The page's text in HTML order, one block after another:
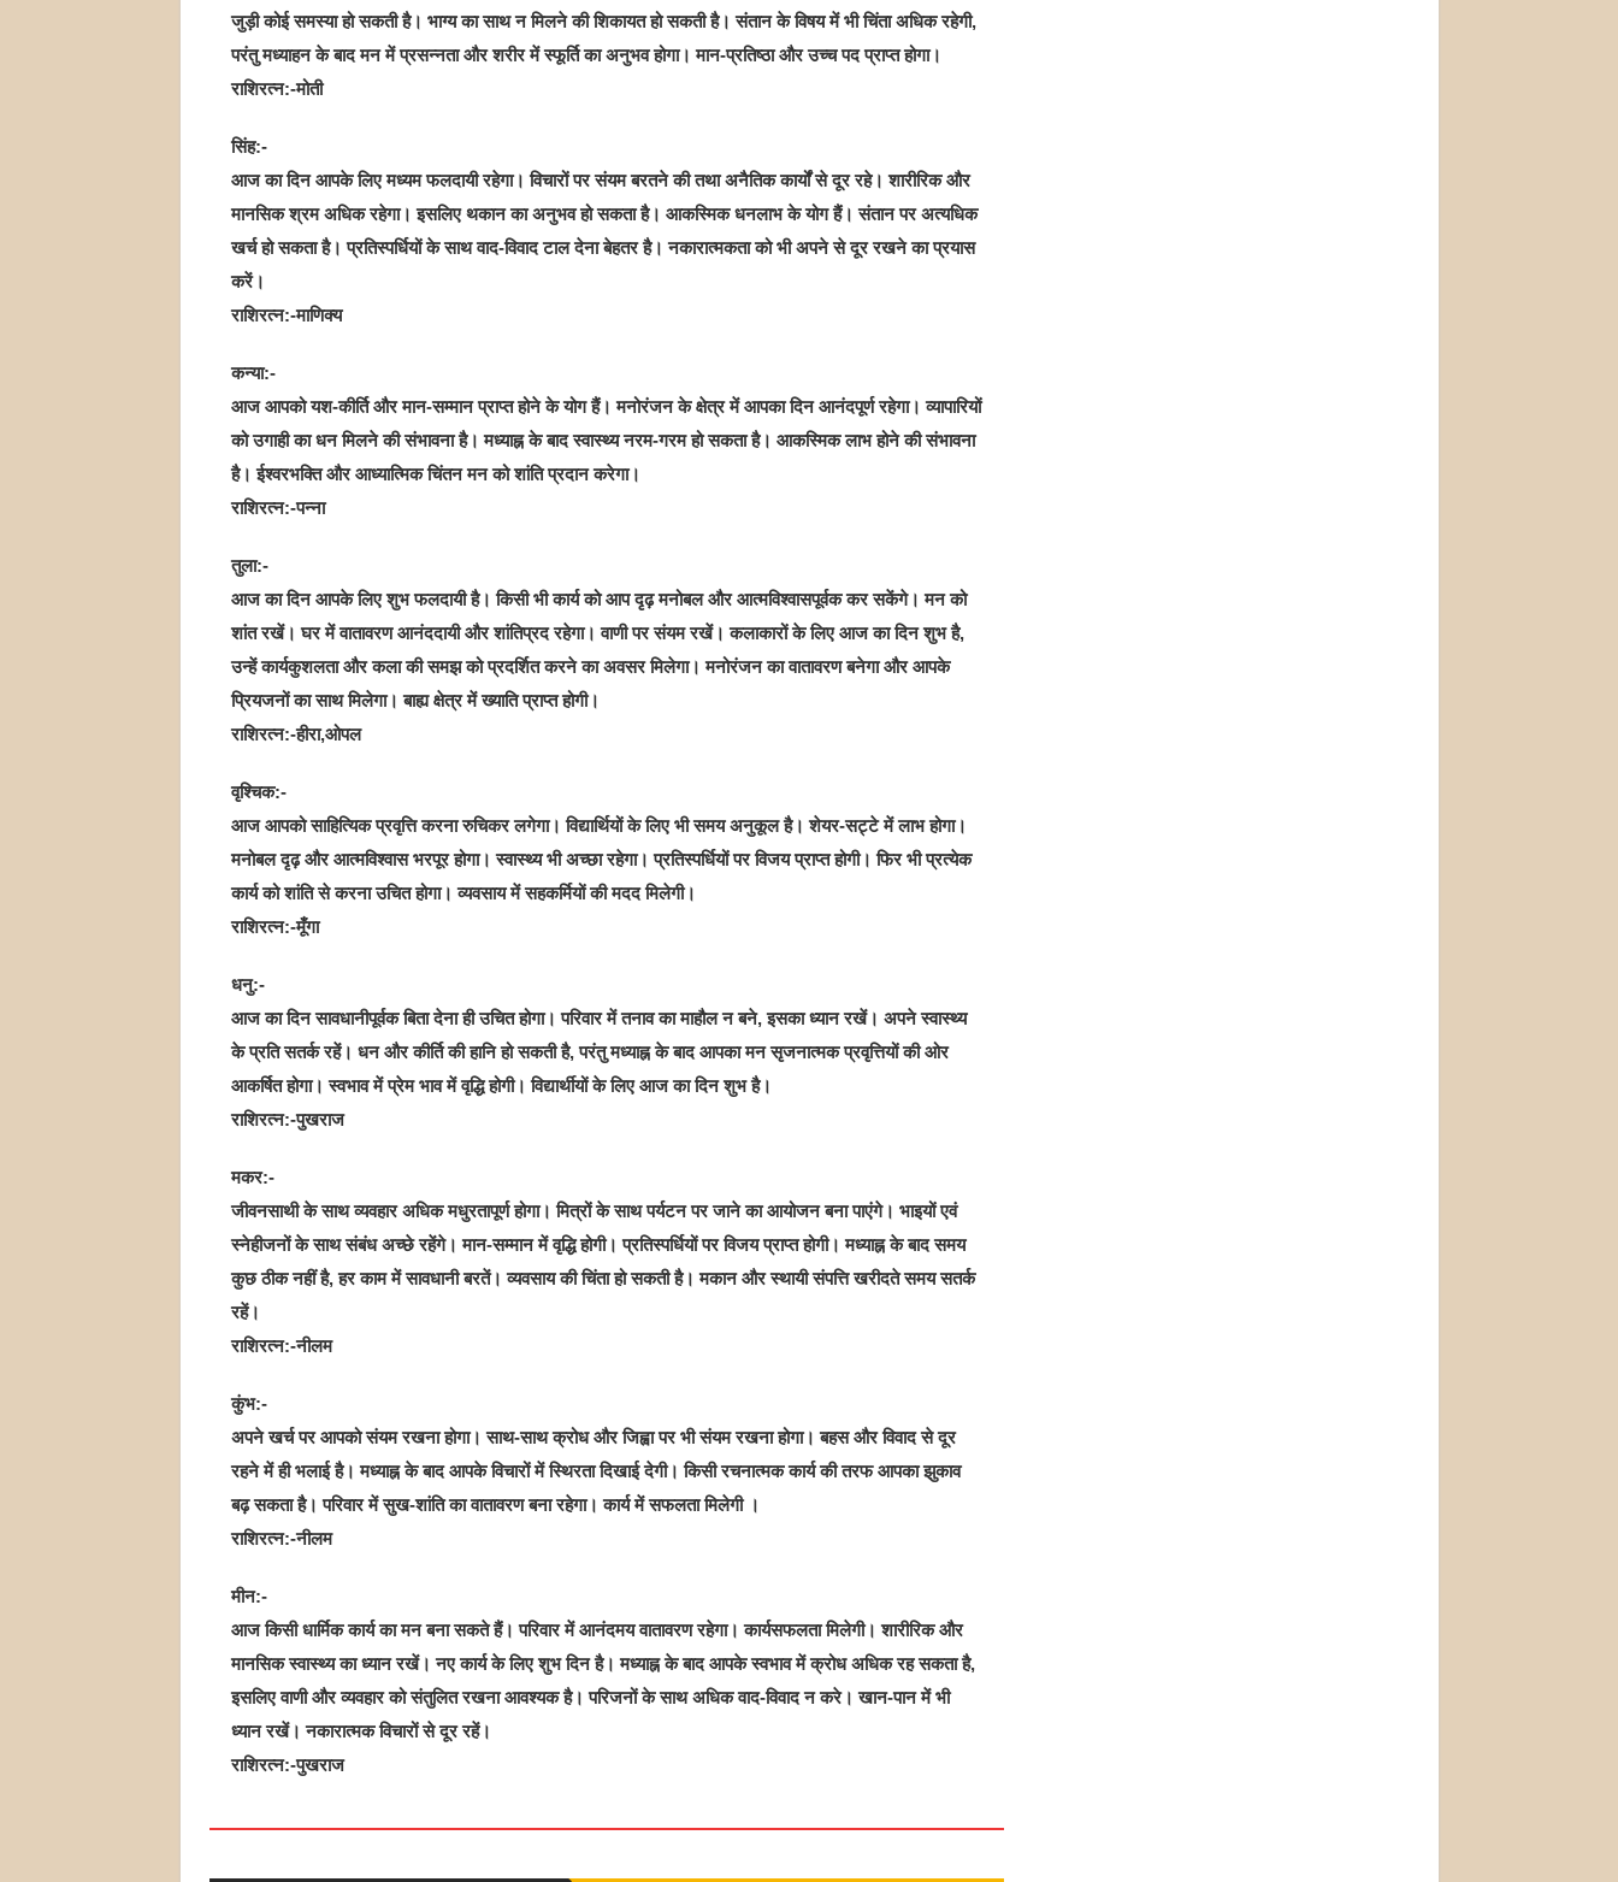
जुड़ी कोई समस्या हो सकती है। भाग्य का साथ न मिलने की शिकायत हो सकती है। संतान के विषय में भी चिंता अधिक रहेगी,
परंतु मध्याहन के बाद मन में प्रसन्नता और शरीर में स्फूर्ति का अनुभव होगा। मान-प्रतिष्ठा और उच्च पद प्राप्त होगा।
राशिरत्न:-मोती
सिंह:-
आज का दिन आपके लिए मध्यम फलदायी रहेगा। विचारों पर संयम बरतने की तथा अनैतिक कार्यों से दूर रहे। शारीरिक और
मानसिक श्रम अधिक रहेगा। इसलिए थकान का अनुभव हो सकता है। आकस्मिक धनलाभ के योग हैं। संतान पर अत्यधिक
खर्च हो सकता है। प्रतिस्पर्धियों के साथ वाद-विवाद टाल देना बेहतर है। नकारात्मकता को भी अपने से दूर रखने का प्रयास
करें।
राशिरत्न:-माणिक्य
कन्या:-
आज आपको यश-कीर्ति और मान-सम्मान प्राप्त होने के योग हैं। मनोरंजन के क्षेत्र में आपका दिन आनंदपूर्ण रहेगा। व्यापारियों
को उगाही का धन मिलने की संभावना है। मध्याह्न के बाद स्वास्थ्य नरम-गरम हो सकता है। आकस्मिक लाभ होने की संभावना
है। ईश्वरभक्ति और आध्यात्मिक चिंतन मन को शांति प्रदान करेगा।
राशिरत्न:-पन्ना
तुला:-
आज का दिन आपके लिए शुभ फलदायी है। किसी भी कार्य को आप दृढ़ मनोबल और आत्मविश्वासपूर्वक कर सकेंगे। मन को
शांत रखें। घर में वातावरण आनंददायी और शांतिप्रद रहेगा। वाणी पर संयम रखें। कलाकारों के लिए आज का दिन शुभ है,
उन्हें कार्यकुशलता और कला की समझ को प्रदर्शित करने का अवसर मिलेगा। मनोरंजन का वातावरण बनेगा और आपके
प्रियजनों का साथ मिलेगा। बाह्य क्षेत्र में ख्याति प्राप्त होगी।
राशिरत्न:-हीरा,ओपल
वृश्चिक:-
आज आपको साहित्यिक प्रवृत्ति करना रुचिकर लगेगा। विद्यार्थियों के लिए भी समय अनुकूल है। शेयर-सट्टे में लाभ होगा।
मनोबल दृढ़ और आत्मविश्वास भरपूर होगा। स्वास्थ्य भी अच्छा रहेगा। प्रतिस्पर्धियों पर विजय प्राप्त होगी। फिर भी प्रत्येक
कार्य को शांति से करना उचित होगा। व्यवसाय में सहकर्मियों की मदद मिलेगी।
राशिरत्न:-मूँगा
धनु:-
आज का दिन सावधानीपूर्वक बिता देना ही उचित होगा। परिवार में तनाव का माहौल न बने, इसका ध्यान रखें। अपने स्वास्थ्य
के प्रति सतर्क रहें। धन और कीर्ति की हानि हो सकती है, परंतु मध्याह्न के बाद आपका मन सृजनात्मक प्रवृत्तियों की ओर
आकर्षित होगा। स्वभाव में प्रेम भाव में वृद्धि होगी। विद्यार्थीयों के लिए आज का दिन शुभ है।
राशिरत्न:-पुखराज
मकर:-
जीवनसाथी के साथ व्यवहार अधिक मधुरतापूर्ण होगा। मित्रों के साथ पर्यटन पर जाने का आयोजन बना पाएंगे। भाइयों एवं
स्नेहीजनों के साथ संबंध अच्छे रहेंगे। मान-सम्मान में वृद्धि होगी। प्रतिस्पर्धियों पर विजय प्राप्त होगी। मध्याह्न के बाद समय
कुछ ठीक नहीं है, हर काम में सावधानी बरतें। व्यवसाय की चिंता हो सकती है। मकान और स्थायी संपत्ति खरीदते समय सतर्क
रहें।
राशिरत्न:-नीलम
कुंभ:-
अपने खर्च पर आपको संयम रखना होगा। साथ-साथ क्रोध और जिह्वा पर भी संयम रखना होगा। बहस और विवाद से दूर
रहने में ही भलाई है। मध्याह्न के बाद आपके विचारों में स्थिरता दिखाई देगी। किसी रचनात्मक कार्य की तरफ आपका झुकाव
बढ़ सकता है। परिवार में सुख-शांति का वातावरण बना रहेगा। कार्य में सफलता मिलेगी ।
राशिरत्न:-नीलम
मीन:-
आज किसी धार्मिक कार्य का मन बना सकते हैं। परिवार में आनंदमय वातावरण रहेगा। कार्यसफलता मिलेगी। शारीरिक और
मानसिक स्वास्थ्य का ध्यान रखें। नए कार्य के लिए शुभ दिन है। मध्याह्न के बाद आपके स्वभाव में क्रोध अधिक रह सकता है,
इसलिए वाणी और व्यवहार को संतुलित रखना आवश्यक है। परिजनों के साथ अधिक वाद-विवाद न करे। खान-पान में भी
ध्यान रखें। नकारात्मक विचारों से दूर रहें।
राशिरत्न:-पुखराज